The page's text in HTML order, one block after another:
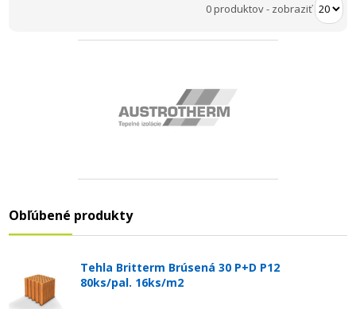
0 produktov- zobraziť
Obľúbené produkty
Tehla Britterm Brúsená 30 P+D P12
80ks/pal. 16ks/m2